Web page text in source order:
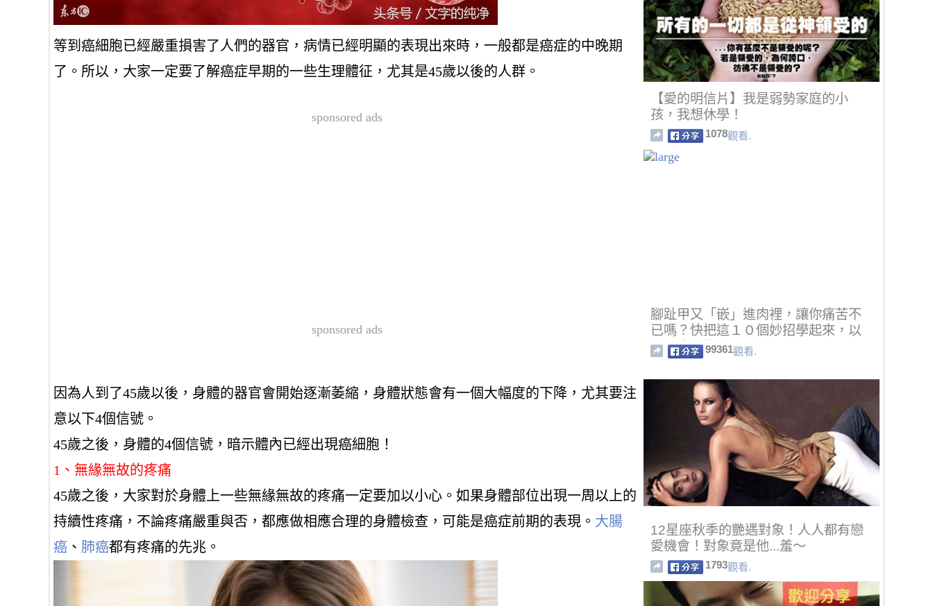
等到癌細胞已經嚴重損害了人們的器官，病情已經明顯的表現出來時，一般都是癌症的中晚期
了。所以，大家一定要了解癌症早期的一些生理體征，尤其是45歲以後的人群。
sponsored ads
sponsored ads
因為人到了45歲以後，身體的器官會開始逐漸萎縮，身體狀態會有一個大幅度的下降，尤其要注
意以下4個信號。
45歲之後，身體的4個信號，暗示體內已經出現癌細胞！
1、無緣無故的疼痛
45歲之後，大家對於身體上一些無緣無故的疼痛一定要加以小心。如果身體部位出現一周以上的
持續性疼痛，不論疼痛嚴重與否，都應做相應合理的身體檢查，可能是癌症前期的表現。 大腸
癌 、 肺癌都有疼痛的先兆。
【愛的明信片】我是弱勢家庭的小
孩，我想休學！
1078觀看.
腳趾甲又「嵌」進肉裡，讓你痛苦不
已嗎？快把這１０個妙招學起來，以
後再也不擔心了！
99361觀看.
12星座秋季的艷遇對象！人人都有戀
愛機會！對象竟是他...羞～
1793觀看.